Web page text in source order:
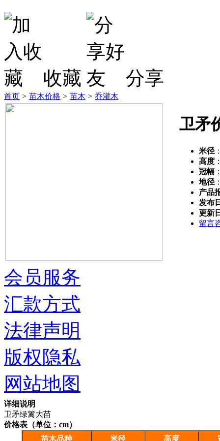
收藏 分享
首页 > 苗木价格 > 苗木 > 乔灌木
卫矛
米径
高度
冠幅
地径
产品
发布
更新
留言
详细说明
卫矛绿篱大苗
价格表（单位：cm）
苗木品种
米径 高度
会员服务
汇款方式
法律声明
版权隐私
网站地图